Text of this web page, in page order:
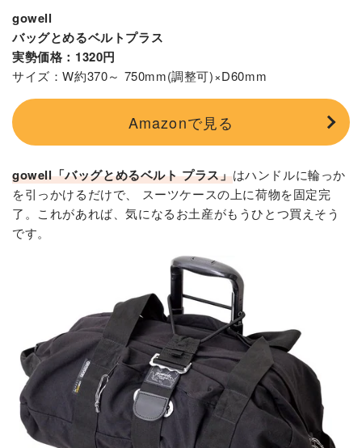
gowell
バッグとめるベルトプラス
実勢価格：1320円
サイズ：W約370～ 750mm(調整可)×D60mm
Amazonで見る
gowell「バッグとめるベルト プラス」はハンドルに輪っか
を引っかけるだけで、 スーツケースの上に荷物を固定完
了。これがあれば、気になるお土産がもうひとつ買えそう
です。